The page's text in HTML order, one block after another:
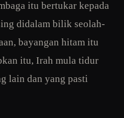
itu bertukar kepada
didalam bilik seolah-
bayangan hitam itu
itu, Irah mula tidur
lain dan yang pasti